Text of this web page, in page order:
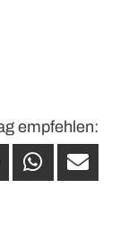
empfehlen: